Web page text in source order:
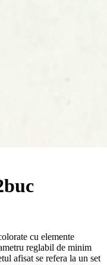
cu elemente
reglabil de minim
afisat se refera la un set